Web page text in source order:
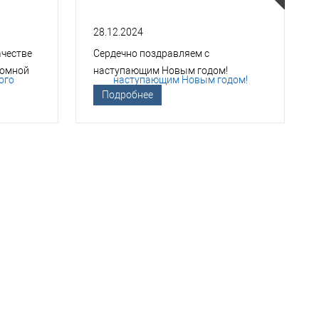
28.12.2024
Сердечно поздравляем с
наступающим Новым годом!
Подробнее